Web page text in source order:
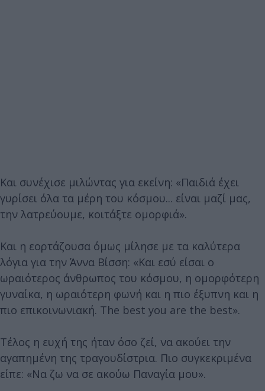
Και συνέχισε μιλώντας για εκείνη: «Παιδιά έχει
γυρίσει όλα τα μέρη του κόσμου... είναι μαζί μας,
την λατρεύουμε, κοιτάξτε ομορφιά».
Και η εορτάζουσα όμως μίλησε με τα καλύτερα
λόγια για την Άννα Βίσση: «Και εσύ είσαι ο
ωραιότερος άνθρωπος του κόσμου, η ομορφότερη
γυναίκα, η ωραιότερη φωνή και η πιο έξυπνη και η
πιο επικοινωνιακή. The best you are the best».
Τέλος η ευχή της ήταν όσο ζεί, να ακούει την
αγαπημένη της τραγουδίστρια. Πιο συγκεκριμένα
είπε: «Να ζω να σε ακούω Παναγία μου».